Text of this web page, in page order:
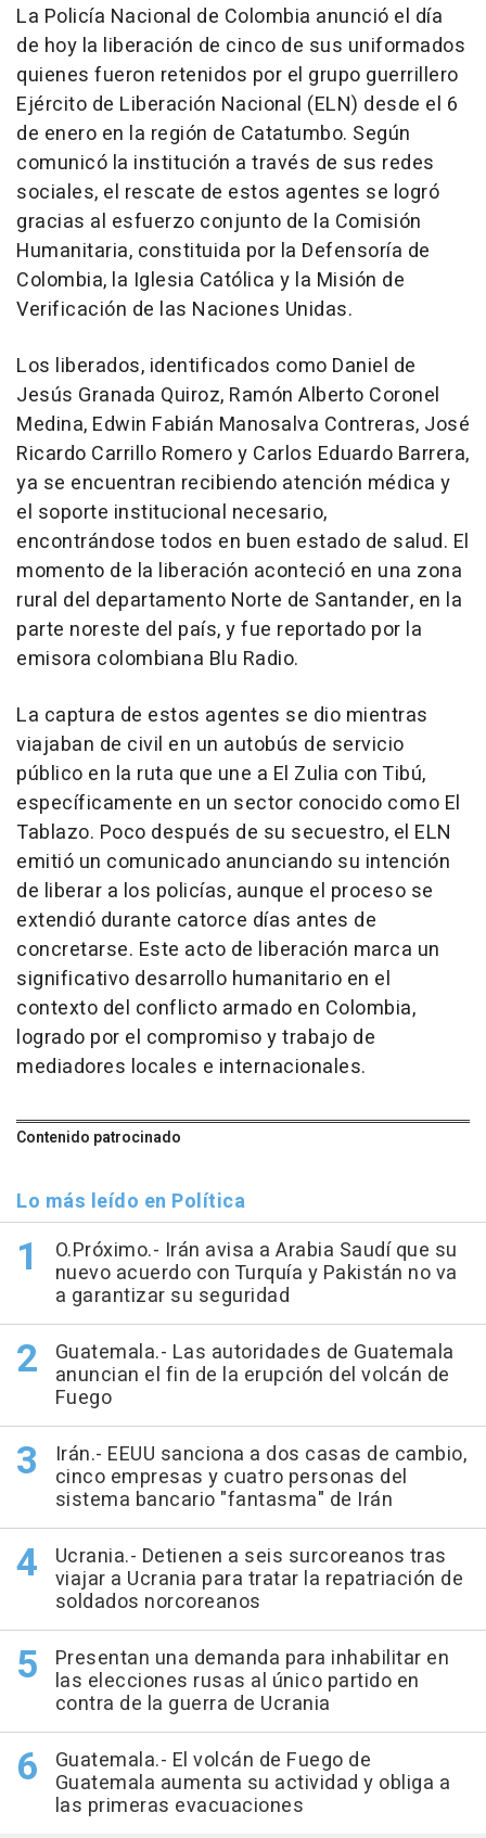
La Policía Nacional de Colombia anunció el día
de hoy la liberación de cinco de sus uniformados
quienes fueron retenidos por el grupo guerrillero
Ejército de Liberación Nacional (ELN) desde el 6
de enero en la región de Catatumbo. Según
comunicó la institución a través de sus redes
sociales, el rescate de estos agentes se logró
gracias al esfuerzo conjunto de la Comisión
Humanitaria, constituida por la Defensoría de
Colombia, la Iglesia Católica y la Misión de
Verificación de las Naciones Unidas.
Los liberados, identificados como Daniel de
Jesús Granada Quiroz, Ramón Alberto Coronel
Medina, Edwin Fabián Manosalva Contreras, José
Ricardo Carrillo Romero y Carlos Eduardo Barrera,
ya se encuentran recibiendo atención médica y
el soporte institucional necesario,
encontrándose todos en buen estado de salud. El
momento de la liberación aconteció en una zona
rural del departamento Norte de Santander, en la
parte noreste del país, y fue reportado por la
emisora colombiana Blu Radio.
La captura de estos agentes se dio mientras
viajaban de civil en un autobús de servicio
público en la ruta que une a El Zulia con Tibú,
específicamente en un sector conocido como El
Tablazo. Poco después de su secuestro, el ELN
emitió un comunicado anunciando su intención
de liberar a los policías, aunque el proceso se
extendió durante catorce días antes de
concretarse. Este acto de liberación marca un
significativo desarrollo humanitario en el
contexto del conflicto armado en Colombia,
logrado por el compromiso y trabajo de
mediadores locales e internacionales.
Contenido patrocinado
Lo más leído en Política
O.Próximo.- Irán avisa a Arabia Saudí que su
nuevo acuerdo con Turquía y Pakistán no va
a garantizar su seguridad
Guatemala.- Las autoridades de Guatemala
anuncian el fin de la erupción del volcán de
Fuego
Irán.- EEUU sanciona a dos casas de cambio,
cinco empresas y cuatro personas del
sistema bancario "fantasma" de Irán
Ucrania.- Detienen a seis surcoreanos tras
viajar a Ucrania para tratar la repatriación de
soldados norcoreanos
Presentan una demanda para inhabilitar en
las elecciones rusas al único partido en
contra de la guerra de Ucrania
Guatemala.- El volcán de Fuego de
Guatemala aumenta su actividad y obliga a
las primeras evacuaciones